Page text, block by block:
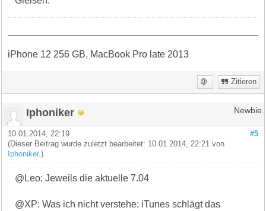
iPhone 12 256 GB, MacBook Pro late 2013
Zitieren
Iphoniker Newbie
#5
10.01.2014, 22:19
(Dieser Beitrag wurde zuletzt bearbeitet: 10.01.2014, 22:21 von
Iphoniker.)
@Leo: Jeweils die aktuelle 7.04
@XP: Was ich nicht verstehe: iTunes schlägt das